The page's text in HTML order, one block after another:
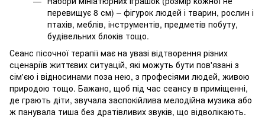
перевищує 8 см) – фігурок людей і тварин, рослин і
птахів, меблів, інструментів, предметів побуту,
будівельних блоків тощо.
Сеанс пісочної терапії має на увазі відтворення різних
сценаріїв життєвих ситуацій, які можуть бути пов'язані з
сім'єю і відносинами поза нею, з професіями людей, живою
природою тощо. Бажано, щоб під час сеансу в приміщенні,
де грають діти, звучала заспокійлива мелодійна музика або
ж панувала тиша без дратівливих звуків, що відволікають.